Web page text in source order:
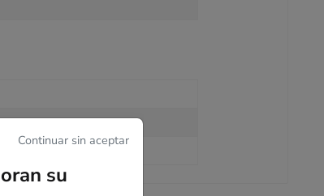
Continuar sin aceptar
su